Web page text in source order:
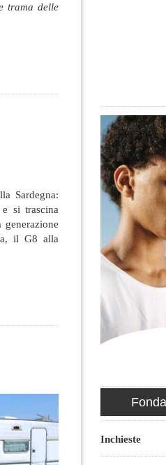
trama delle
Sardegna:
si trascina
il G8 alla
Inchieste